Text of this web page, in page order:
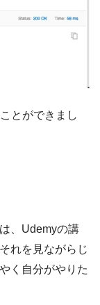
とができまし
、Udemyの講
れを見ながらじ
く自分がやりた